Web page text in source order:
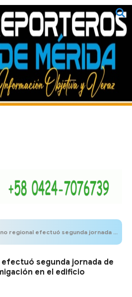
efectuó segunda jornada de desinfección y fumigación en el edificio Hermes
segunda jornada de
en el edificio